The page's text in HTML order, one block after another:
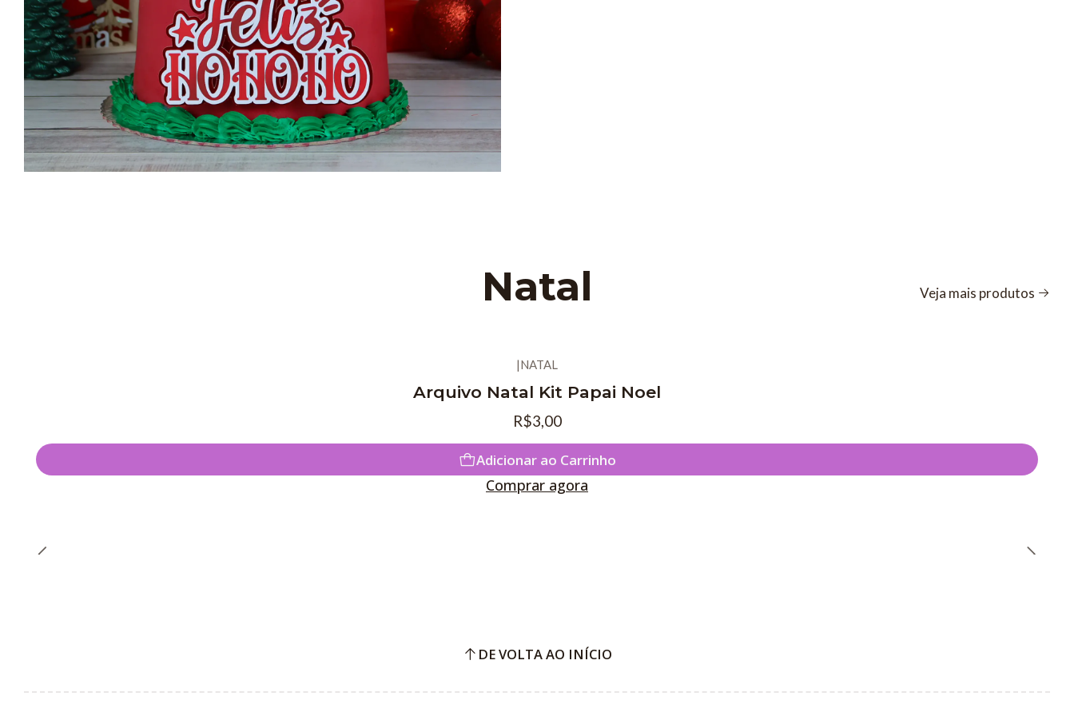
Natal Veja mais produtos
|NATAL
Arquivo Natal Kit Papai Noel
R$3,00
Adicionar ao Carrinho
Comprar agora
DE VOLTA AO INÍCIO